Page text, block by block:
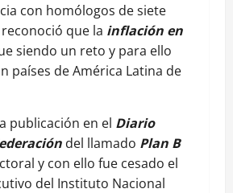
con homólogos de siete
que la inflación en
siendo un reto y para ello
países de América Latina de
publicación en el Diario
del llamado Plan B
y con ello fue cesado el
del Instituto Nacional